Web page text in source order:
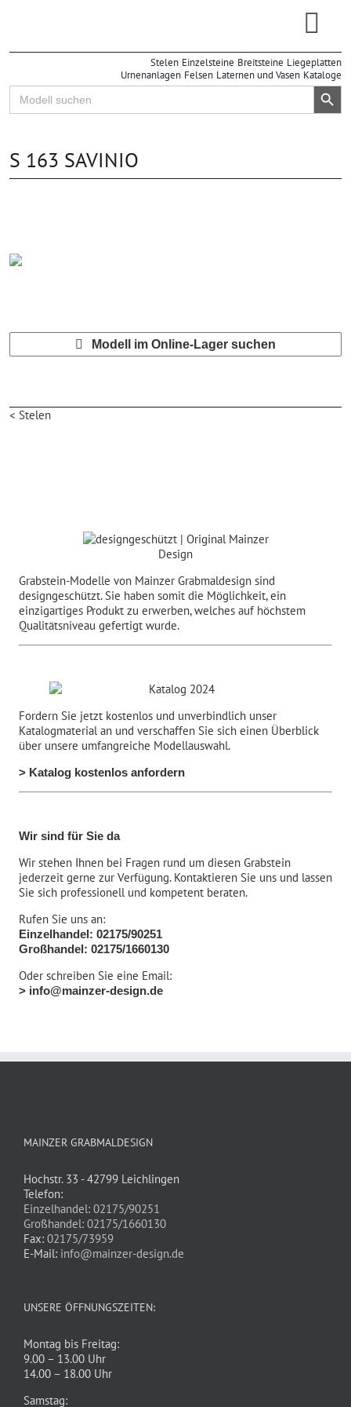
Stelen Einzelsteine Breitsteine Liegeplatten
Urnenanlagen Felsen Laternen und Vasen Kataloge
Search
for:
Search Button
S 163 SAVINIO
Modell im Online-Lager suchen
< Stelen
Grabstein-Modelle von Mainzer Grabmaldesign sind
designgeschützt. Sie haben somit die Möglichkeit, ein
einzigartiges Produkt zu erwerben, welches auf höchstem
Qualitätsniveau gefertigt wurde.
Fordern Sie jetzt kostenlos und unverbindlich unser
Katalogmaterial an und verschaffen Sie sich einen Überblick
über unsere umfangreiche Modellauswahl.
> Katalog kostenlos anfordern
Wir sind für Sie da
Wir stehen Ihnen bei Fragen rund um diesen Grabstein
jederzeit gerne zur Verfügung. Kontaktieren Sie uns und lassen
Sie sich professionell und kompetent beraten.
Rufen Sie uns an:
Einzelhandel: 02175/90251
Großhandel: 02175/1660130
Oder schreiben Sie eine Email:
> info@mainzer-design.de
MAINZER GRABMALDESIGN
Hochstr. 33 - 42799 Leichlingen
Telefon:
Einzelhandel: 02175/90251
Großhandel: 02175/1660130
Fax: 02175/73959
E-Mail: info@mainzer-design.de
UNSERE ÖFFNUNGSZEITEN:
Montag bis Freitag:
9.00 – 13.00 Uhr
14.00 – 18.00 Uhr
Samstag: